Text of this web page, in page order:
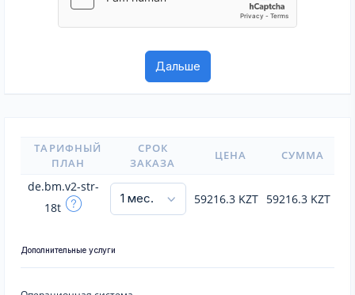
ТАРИФНЫЙ
ПЛАН
СРОК
ЗАКАЗА
ЦЕНА СУММА
de.bm.v2-str-
18t
59216.3 KZT 59216.3 KZT
Дополнительные услуги